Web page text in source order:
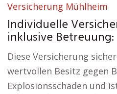
Versicherung Mühlheim
Individuelle
inklusive Betreuung:
Diese Versicherung
wertvollen Besitz gegen
Explosionsschäden und